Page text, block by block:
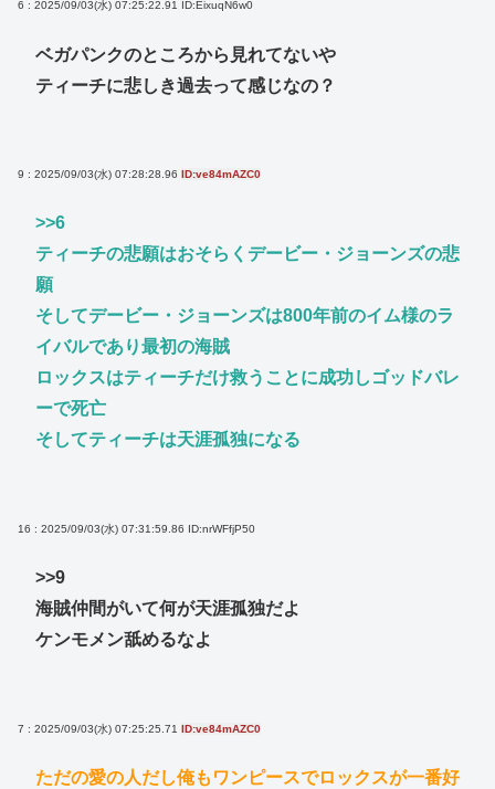
6 : 2025/09/03(水) 07:25:22.91 ID:EixuqN6w0
ベガパンクのところから見れてないや
ティーチに悲しき過去って感じなの？
9 : 2025/09/03(水) 07:28:28.96 ID:ve84mAZC0
>>6
ティーチの悲願はおそらくデービー・ジョーンズの悲
願
そしてデービー・ジョーンズは800年前のイム様のラ
イバルであり最初の海賊
ロックスはティーチだけ救うことに成功しゴッドバレ
ーで死亡
そしてティーチは天涯孤独になる
16 : 2025/09/03(水) 07:31:59.86 ID:nrWFfjP50
>>9
海賊仲間がいて何が天涯孤独だよ
ケンモメン舐めるなよ
7 : 2025/09/03(水) 07:25:25.71 ID:ve84mAZC0
ただの愛の人だし俺もワンピースでロックスが一番好